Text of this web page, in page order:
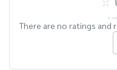
There are no ratings and